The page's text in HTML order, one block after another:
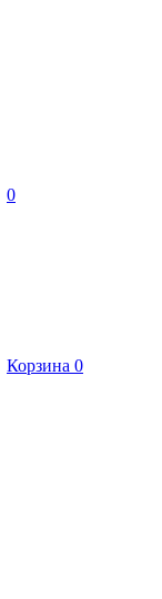
0
Корзина 0